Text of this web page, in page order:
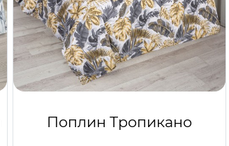
Поплин Тропикано